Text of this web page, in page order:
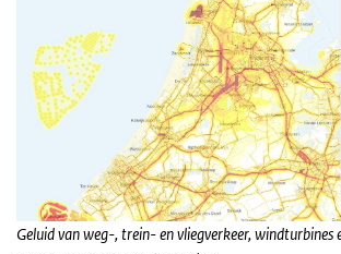
Geluid van weg-, trein- en vliegverkeer, windturbines